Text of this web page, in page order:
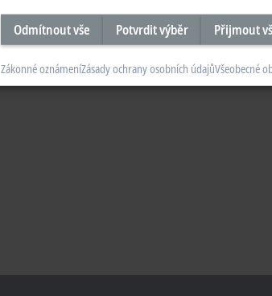
Odmítnout vše Potvrdit výběr Přijmout
Zákonné oznámeníZásady ochrany osobních údajůVšeobecné